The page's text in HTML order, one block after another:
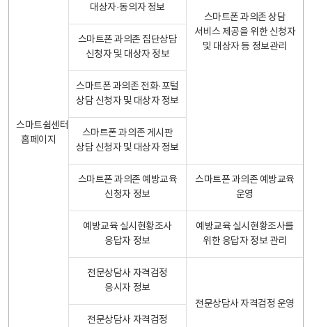
스마트쉼센터
홈페이지
스마트폰 과의존 상담
서비스 제공을 위한 신청자
및 대상자 등 정보관리
대상자·동의자 정보
스마트폰 과의존 집단상담
신청자 및 대상자 정보
스마트폰 과의존 전화·포털
상담 신청자 및 대상자 정보
스마트폰 과의존 게시판
상담 신청자 및 대상자 정보
스마트폰 과의존 예방교육
신청자 정보
스마트폰 과의존 예방교육
운영
예방교육 실시현황조사
응답자 정보
예방교육 실시현황조사를
위한 응답자 정보 관리
전문상담사 자격검정
응시자 정보
전문상담사 자격검정 운영
전문상담사 자격검정